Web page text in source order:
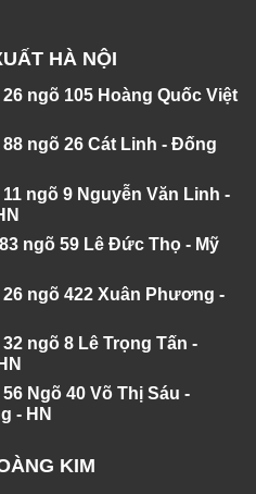
HÀ NỘI
26 ngõ 105 Hoàng Quốc Việt
88 ngõ 26 Cát Linh - Đống
11 ngõ 9 Nguyễn Văn Linh -
ngõ 59 Lê Đức Thọ - Mỹ
26 ngõ 422 Xuân Phương -
ngõ 8 Lê Trọng Tấn -
Ngõ 40 Võ Thị Sáu -
- HN
KIM